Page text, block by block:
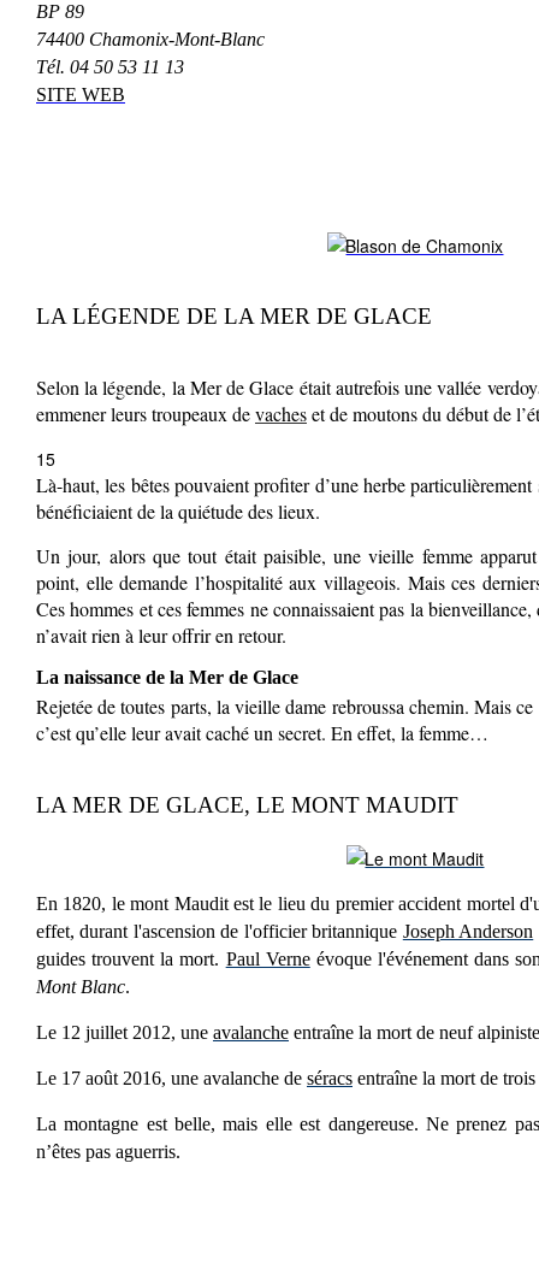
BP 89
74400 Chamonix-Mont-Blanc
Tél. 04 50 53 11 13
SITE WEB
LA LÉGENDE DE LA MER DE GLACE
Selon la légende, la Mer de Glace était autrefois une vallée
emmener leurs troupeaux devacheset de moutons du début de
15
Là-haut, les bêtes pouvaient profiter d’une herbe particulièrement
bénéficiaient de la quiétude des lieux.
Un jour, alors que tout était paisible, une vieille femme
point, elle demande l’hospitalité aux villageois. Mais ces
Ces hommes et ces femmes ne connaissaient pas la
n’avait rien à leur offrir en retour.
La naissance de la Mer de Glace
Rejetée de toutes parts, la vieille dame rebroussa chemin. Mais
c’est qu’elle leur avait caché un secret. En effet, la femme…
LA MER DE GLACE, LE MONT MAUDIT
En 1820, le mont Maudit est le lieu du premier accident mortel
effet, durant l'ascension de l'officier britannique Joseph Anderson
guides trouvent la mort. Paul Verneévoque l'événement dans
Mont Blanc.
Le 12 juillet 2012, une avalanche entraîne la mort de neuf
Le 17 août 2016, une avalanche de séracs entraîne la mort de
La montagne est belle, mais elle est dangereuse. Ne prenez
n’êtes pas aguerris.